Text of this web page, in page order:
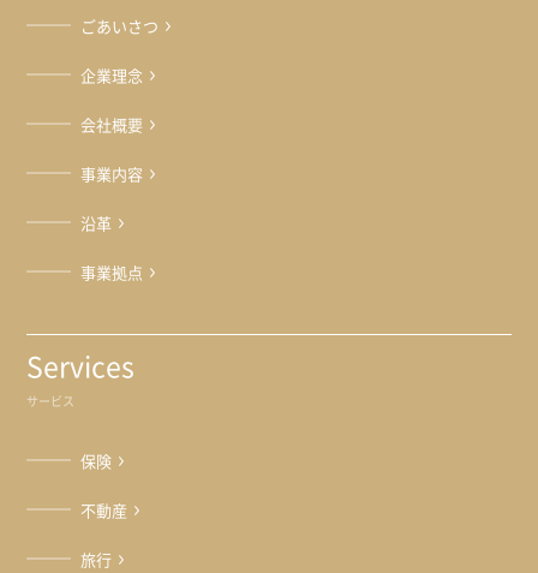
ごあいさつ
企業理念
会社概要
事業内容
沿革
事業拠点
Services
サービス
保険
不動産
旅行